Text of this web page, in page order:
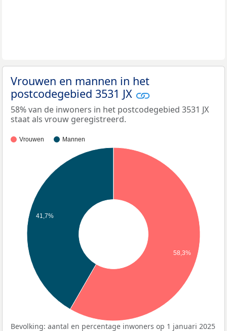
Vrouwen en mannen in het
postcodegebied 3531 JX
58% van de inwoners in het postcodegebied 3531 JX
staat als vrouw geregistreerd.
Vrouwen Mannen
41,7%
58,3%
Bevolking: aantal en percentage inwoners op 1 januari 2025